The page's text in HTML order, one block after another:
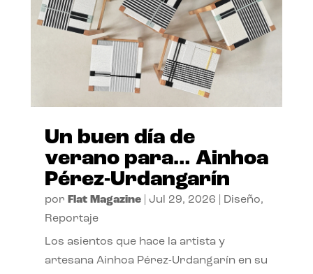
Un buen día de
verano para… Ainhoa
Pérez-Urdangarín
por Flat Magazine| Jul 29, 2026 Diseño,
Reportaje
Los asientos que hace la artista y
artesana Ainhoa Pérez-Urdangarín en su